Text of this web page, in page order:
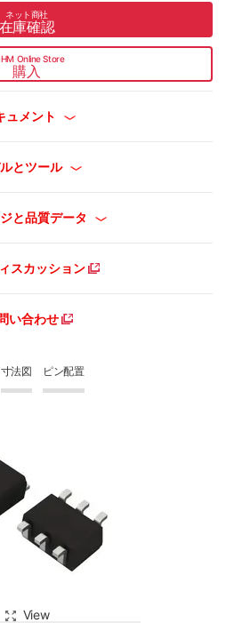
寸法図 ピン配置
View
ネット商社
在庫確認
Online Store
購入
ュメント
とツール
と品質データ
スカッション
い合わせ